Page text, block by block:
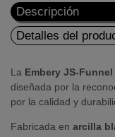
Descripción
Detalles del
La Embery JS-
diseñada por la
por la calidad y
Fabricada en arcilla